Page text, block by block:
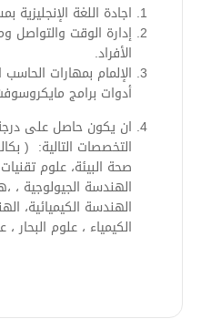
اجادة اللغة
إدارة الوقت والتواصل
الأفراد.
الإلمام بمهارات
أدوات برامج
ان يكون حاصل على
التخصصات التالية: (
صحة البيئة، علوم
الهندسة الجيولوجية ،
الهندسة الكيميائية،
الكيمياء ، علوم البحار